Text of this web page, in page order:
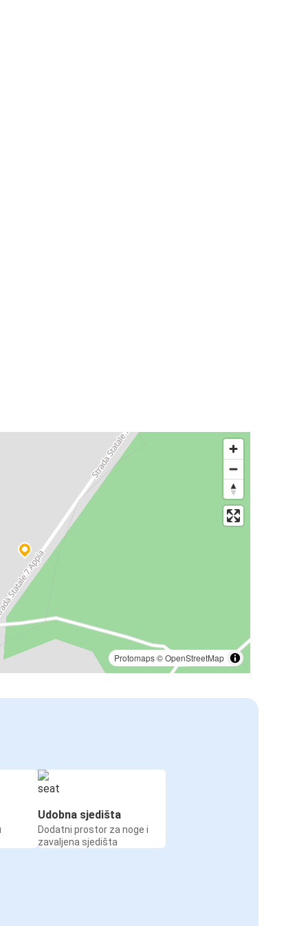
Protomaps©OpenStreetMap
Udobna sjedišta
Dodatni prostor za noge i
zavaljena sjedišta